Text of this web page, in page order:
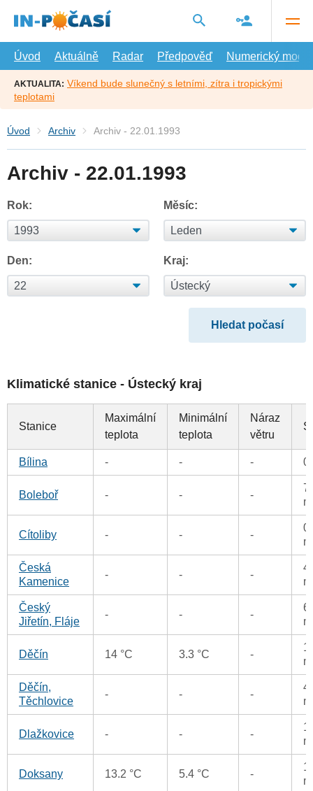
hlavní
Úvod
Aktuálně Radar Předpověď Numerický model
AKTUALITA: Víkend bude slunečný s letními, zítra i tropickými
teplotami
Úvod Archiv Archiv - 22.01.1993
Archiv - 22.01.1993
Rok: Měsíc:
Den: Kraj:
Klimatické stanice - Ústecký kraj
Stanice
Maximální
teplota
Minimální
teplota
Náraz
větru
Bílina - - - 0
Boleboř - - -
Cítoliby - - -
Česká
Kamenice
- - -
Český
Jiřetín, Fláje
- - -
Děčín 14 °C 3.3 °C -
Děčín,
Těchlovice
- - -
Dlažkovice - - -
Doksany 13.2 °C 5.4 °C -